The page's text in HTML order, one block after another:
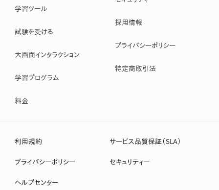
学習ツール
試験を受ける
大画面インタラクション
学習プログラム
料金
採用情報
プライバシーポリシー
特定商取引法
利用規約 サービス品質保証（SLA）
プライバシーポリシー セキュリティー
ヘルプセンター